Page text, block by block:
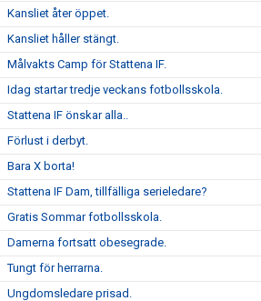
Kansliet åter öppet.
Kansliet håller stängt.
Målvakts Camp för Stattena IF.
Idag startar tredje veckans fotbollsskola.
Stattena IF önskar alla..
Förlust i derbyt.
Bara X borta!
Stattena IF Dam, tillfälliga serieledare?
Gratis Sommar fotbollsskola.
Damerna fortsatt obesegrade.
Tungt för herrarna.
Ungdomsledare prisad.